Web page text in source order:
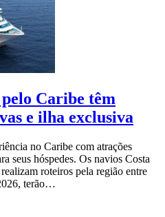
Caribe têm
e ilha exclusiva
no Caribe com atrações
seus hóspedes. Os navios Costa
roteiros pela região entre
terão…